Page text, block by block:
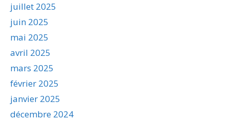
juillet 2025
juin 2025
mai 2025
avril 2025
mars 2025
février 2025
janvier 2025
décembre 2024